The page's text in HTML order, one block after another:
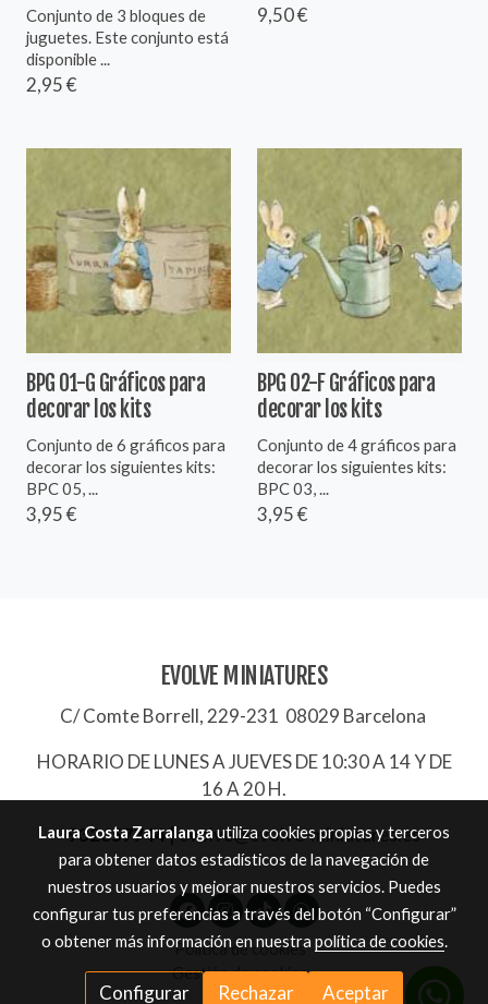
Conjunto de 3 bloques de
juguetes. Este conjunto está
disponible ...
2,95 €
9,50 €
BPG 01-G Gráficos para
decorar los kits
Conjunto de 6 gráficos para
decorar los siguientes kits:
BPC 05, ...
3,95 €
BPG 02-F Gráficos para
decorar los kits
Conjunto de 4 gráficos para
decorar los siguientes kits:
BPC 03, ...
3,95 €
EVOLVE MINIATURES
C/ Comte Borrell, 229-231 08029 Barcelona
HORARIO DE LUNES A JUEVES DE 10:30 A 14 Y DE
16 A 20 H.
932657744|evolve@evolve-miniatures.es
Política de cookies
Gestión de cookies
Laura Costa Zarralanga utiliza cookies propias y terceros
para obtener datos estadísticos de la navegación de
nuestros usuarios y mejorar nuestros servicios. Puedes
configurar tus preferencias a través del botón “Configurar”
o obtener más información en nuestra política de cookies.
Configurar Rechazar Aceptar